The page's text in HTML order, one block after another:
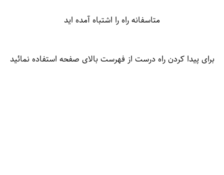
متاسفانه راه را اشتباه آمده اید
برای پیدا کردن راه درست از فهرست بالای صفحه استفاده نمائید